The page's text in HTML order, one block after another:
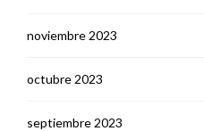
noviembre 2023
octubre 2023
septiembre 2023